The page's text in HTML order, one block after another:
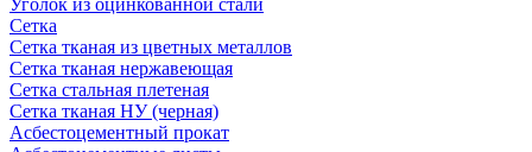
Уголок из оцинкованной стали
Сетка
Сетка тканая из цветных металлов
Сетка тканая нержавеющая
Сетка стальная плетеная
Сетка тканая НУ (черная)
Асбестоцементный прокат